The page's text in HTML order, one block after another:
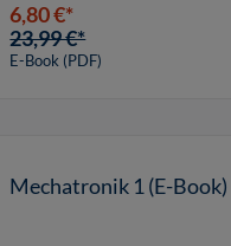
6,80 €*
23,99 €*
E-Book (PDF)
Mechatronik 1 (E-Book)